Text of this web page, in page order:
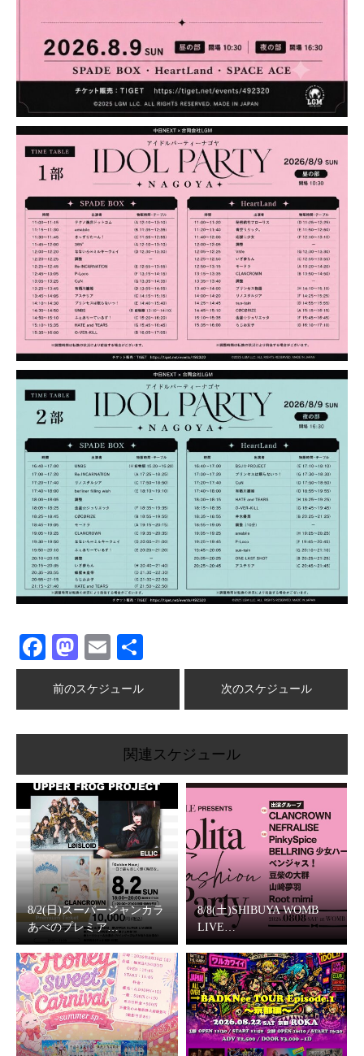
Facebook
Mastodon
Email
有
前のスケジュール 次のスケジュール
関連スケジュール
8/2(日)スーパージャンカラ
あべのプレミア…
8/8(土)SHIBUYA WOMB
LIVE…